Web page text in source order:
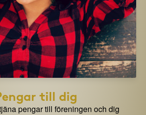
till dig
pengar till föreningen och dig